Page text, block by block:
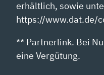
erhältlich, sowie
https://www.dat.de/
** Partnerlink. Bei
eine Vergütung.